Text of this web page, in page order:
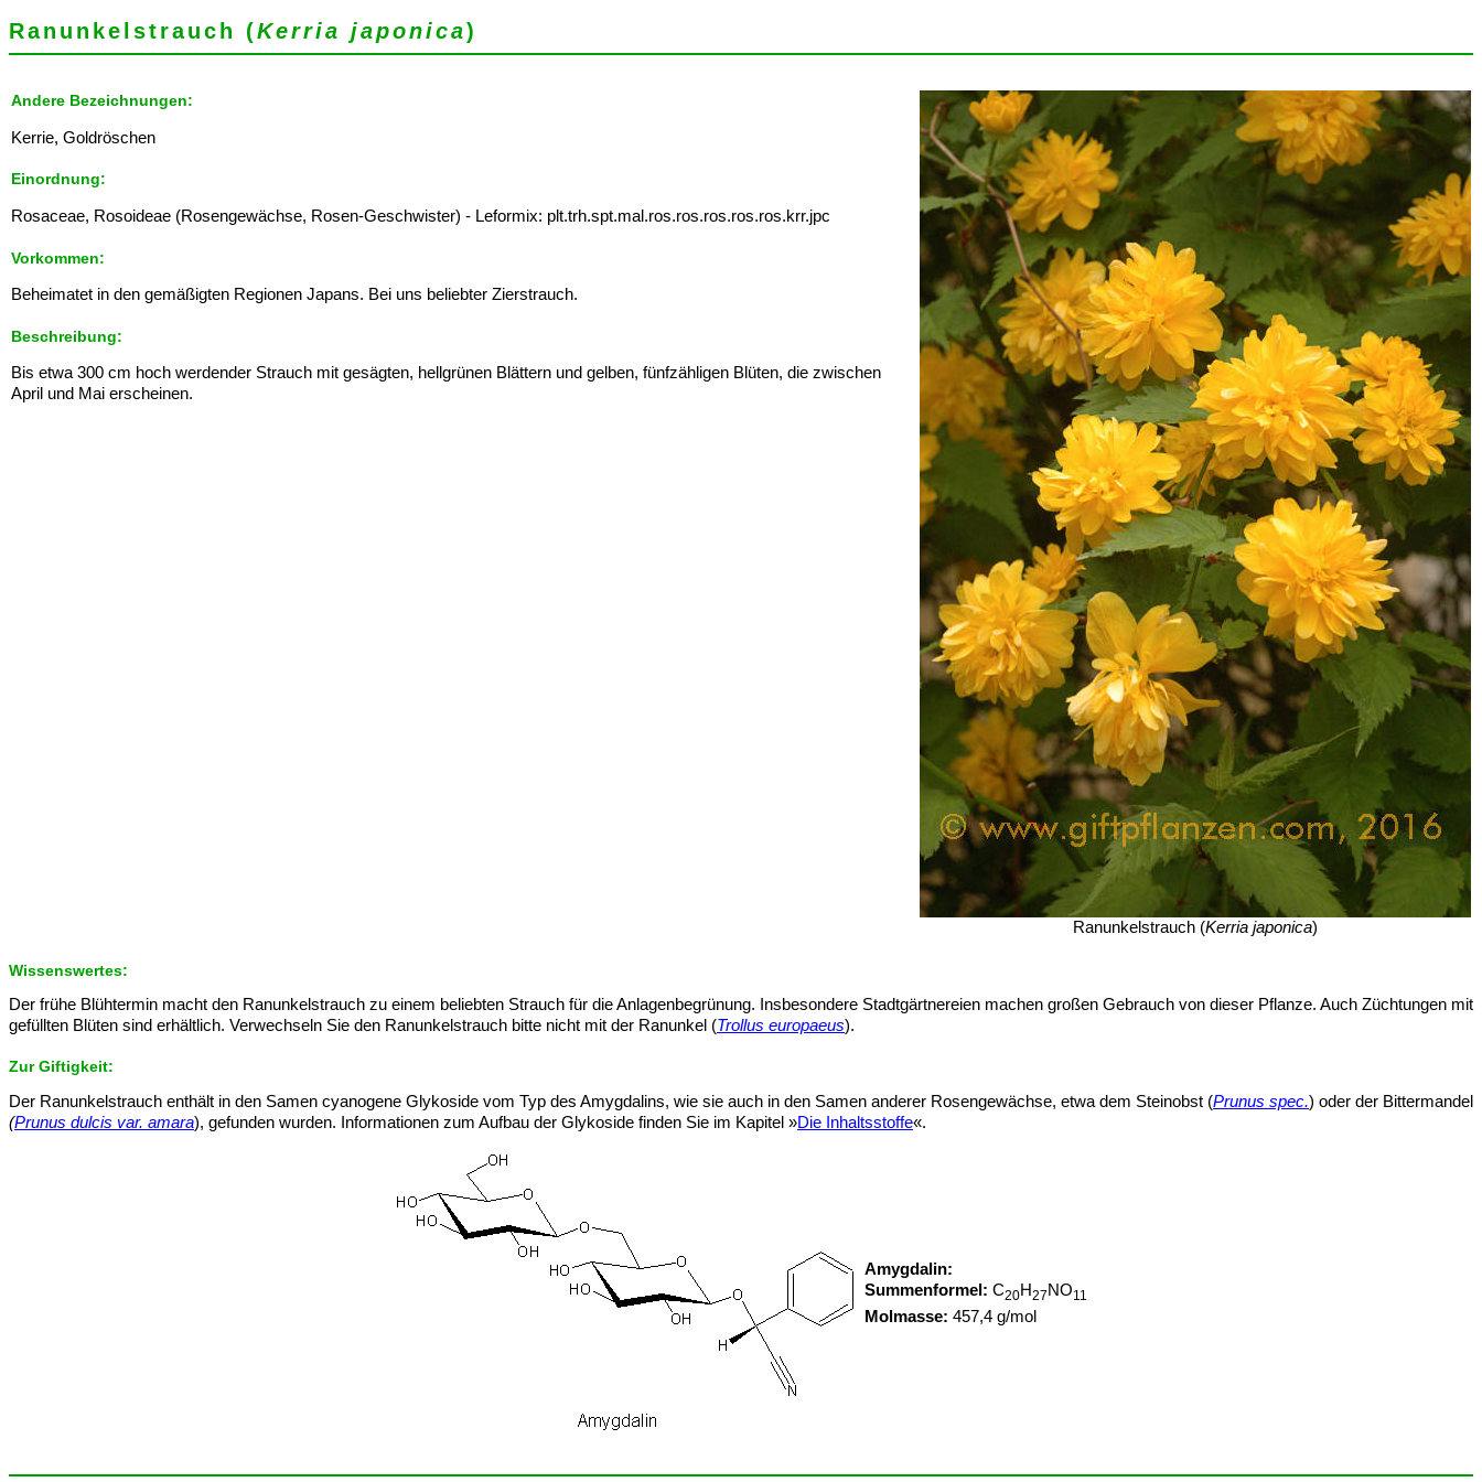
Ranunkelstrauch (Kerria japonica)
Andere Bezeichnungen:
Kerrie, Goldröschen
Einordnung:
Rosaceae, Rosoideae (Rosengewächse, Rosen-Geschwister) - Leformix: plt.trh.spt.mal.ros.ros.ros.ros.ros.krr.jpc
Vorkommen:
Beheimatet in den gemäßigten Regionen Japans. Bei uns beliebter Zierstrauch.
Beschreibung:
Bis etwa 300 cm hoch werdender Strauch mit gesägten, hellgrünen Blättern und gelben, fünfzähligen Blüten, die zwischen
April und Mai erscheinen.
Ranunkelstrauch (Kerria japonica)
Wissenswertes:
Der frühe Blühtermin macht den Ranunkelstrauch zu einem beliebten Strauch für die Anlagenbegrünung. Insbesondere Stadtgärtnereien machen großen Gebrauch von dieser Pflanze. Auch Züchtungen mit
gefüllten Blüten sind erhältlich. Verwechseln Sie den Ranunkelstrauch bitte nicht mit der Ranunkel (Trollus europaeus).
Zur Giftigkeit:
Der Ranunkelstrauch enthält in den Samen cyanogene Glykoside vom Typ des Amygdalins, wie sie auch in den Samen anderer Rosengewächse, etwa dem Steinobst (Prunus spec.) oder der Bittermandel
(Prunus dulcis var. amara), gefunden wurden. Informationen zum Aufbau der Glykoside finden Sie im Kapitel »Die Inhaltsstoffe«.
Amygdalin:
Summenformel: C20H27 NO11
Molmasse: 457,4 g/mol